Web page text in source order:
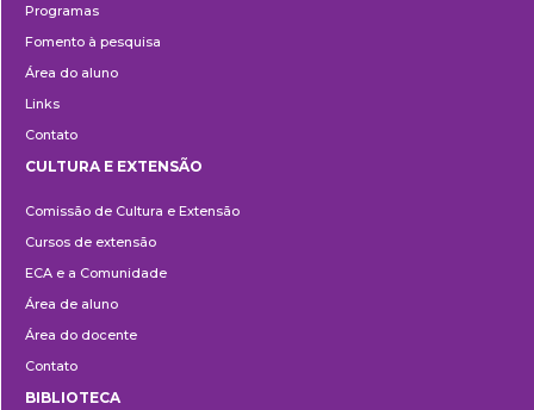
Programas
Fomento à pesquisa
Área do aluno
Links
Contato
e
Extensão
CULTURA E EXTENSÃO
Comissão de Cultura e Extensão
Cursos de extensão
ECA e a Comunidade
Área de aluno
Área do docente
Contato
BIBLIOTECA